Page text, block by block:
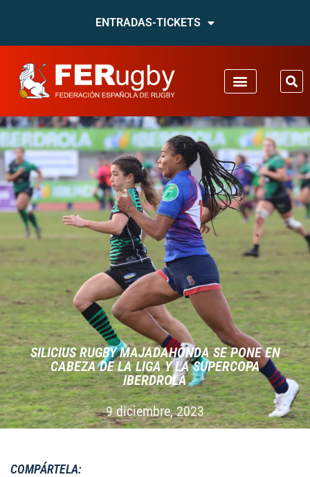
ENTRADAS-TICKETS
SILICIUS RUGBY MAJADAHONDA SE PONE EN
CABEZA DE LA LIGA Y LA SUPERCOPA
IBERDROLA
9 diciembre, 2023
COMPÁRTELA: